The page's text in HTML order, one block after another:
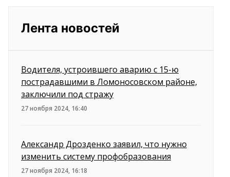
Лента новостей
Водителя, устроившего аварию с 15-ю
пострадавшими в Ломоносовском районе,
заключили под стражу
27 ноября 2024, 16:40
Александр Дрозденко заявил, что нужно
изменить систему профобразования
27 ноября 2024, 16:18